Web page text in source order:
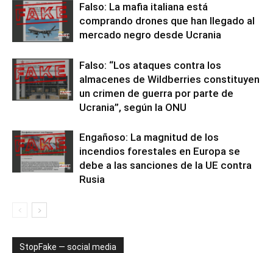
Falso: La mafia italiana está
comprando drones que han llegado al
mercado negro desde Ucrania
Falso: “Los ataques contra los
almacenes de Wildberries constituyen
un crimen de guerra por parte de
Ucrania”, según la ONU
Engañoso: La magnitud de los
incendios forestales en Europa se
debe a las sanciones de la UE contra
Rusia
StopFake — social media